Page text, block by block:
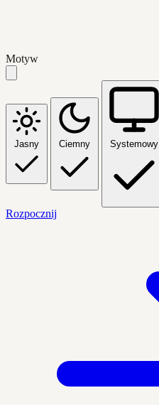
Motyw
Jasny Ciemny Systemowy
Rozpocznij